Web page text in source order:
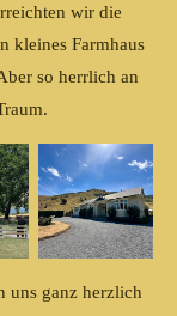
wir die
kleines Farmhaus
so herrlich an
uns ganz herzlich